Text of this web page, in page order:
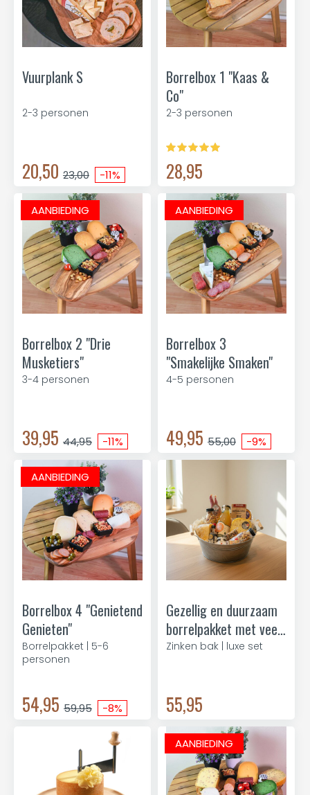
Vuurplank S
2-3 personen
20,50 23,00 -11%
Borrelbox 1 "Kaas &
Co"
2-3 personen
28,95
AANBIEDING
Borrelbox 2 "Drie
Musketiers"
3-4 personen
39,95 44,95 -11%
AANBIEDING
Borrelbox 3
"Smakelijke Smaken"
4-5 personen
49,95 55,00 -9%
AANBIEDING
Borrelbox 4 "Genietend
Genieten"
Borrelpakket | 5-6
personen
54,95 59,95 -8%
Gezellig en duurzaam
borrelpakket met veel
lekkers
Zinken bak | luxe set
55,95
AANBIEDING